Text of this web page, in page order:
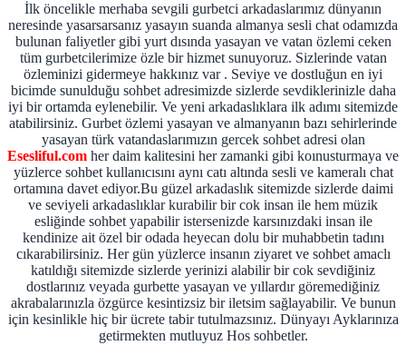
İlk öncelikle merhaba sevgili gurbetci arkadaslarımız dünyanın
neresinde yasarsarsanız yasayın suanda almanya sesli chat odamızda
bulunan faliyetler gibi yurt dısında yasayan ve vatan özlemi ceken
tüm gurbetcilerimize özle bir hizmet sunuyoruz. Sizlerinde vatan
özleminizi gidermeye hakkınız var . Seviye ve dostluğun en iyi
bicimde sunulduğu sohbet adresimizde sizlerde sevdiklerinizle daha
iyi bir ortamda eylenebilir. Ve yeni arkadaslıklara ilk adımı sitemizde
atabilirsiniz. Gurbet özlemi yasayan ve almanyanın bazı sehirlerinde
yasayan türk vatandaslarımızın gercek sohbet adresi olan
Esesliful.com her daim kalitesini her zamanki gibi koınusturmaya ve
yüzlerce sohbet kullanıcısını aynı catı altında sesli ve kameralı chat
ortamına davet ediyor.Bu güzel arkadaslık sitemizde sizlerde daimi
ve seviyeli arkadaslıklar kurabilir bir cok insan ile hem müzik
esliğinde sohbet yapabilir istersenizde karsınızdaki insan ile
kendinize ait özel bir odada heyecan dolu bir muhabbetin tadını
cıkarabilirsiniz. Her gün yüzlerce insanın ziyaret ve sohbet amaclı
katıldığı sitemizde sizlerde yerinizi alabilir bir cok sevdiğiniz
dostlarınız veyada gurbette yasayan ve yıllardır göremediğiniz
akrabalarınızla özgürce kesintizsiz bir iletsim sağlayabilir. Ve bunun
için kesinlikle hiç bir ücrete tabir tutulmazsınız. Dünyayı Ayklarınıza
getirmekten mutluyuz Hos sohbetler.